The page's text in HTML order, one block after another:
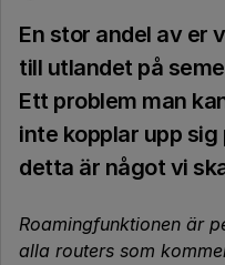
En stor andel av er
till utlandet på
Ett problem man
inte kopplar upp
detta är något vi
Roamingfunktionen är
alla routers som